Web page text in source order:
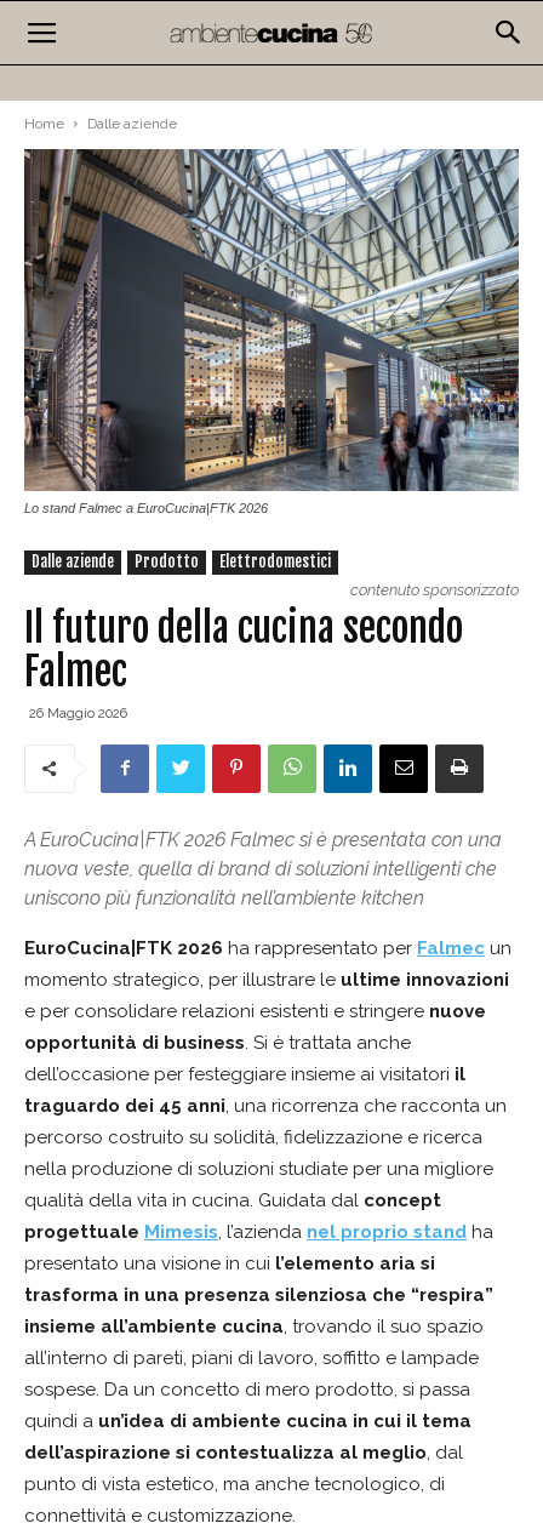
Home Dalle aziende
Lo stand Falmec a EuroCucina|FTK 2026
Dalle aziende Prodotto Elettrodomestici
contenuto sponsorizzato
Il futuro della cucina secondo
Falmec
26 Maggio 2026
A EuroCucina|FTK 2026 Falmec si è presentata con una
nuova veste, quella di brand di soluzioni intelligenti che
uniscono più funzionalità nell’ambiente kitchen
EuroCucina|FTK 2026 ha rappresentato per Falmec un
momento strategico, per illustrare le ultime innovazioni
e per consolidare relazioni esistenti e stringere nuove
opportunità di business. Si è trattata anche
dell’occasione per festeggiare insieme ai visitatori il
traguardo dei 45 anni, una ricorrenza che racconta un
percorso costruito su solidità, fidelizzazione e ricerca
nella produzione di soluzioni studiate per una migliore
qualità della vita in cucina. Guidata dal concept
progettuale Mimesis, l’azienda nel proprio stand ha
presentato una visione in cui l’elemento aria si
trasforma in una presenza silenziosa che “respira”
insieme all’ambiente cucina, trovando il suo spazio
all’interno di pareti, piani di lavoro, soffitto e lampade
sospese. Da un concetto di mero prodotto, si passa
quindi a un’idea di ambiente cucina in cui il tema
dell’aspirazione si contestualizza al meglio, dal
punto di vista estetico, ma anche tecnologico, di
connettività e customizzazione.